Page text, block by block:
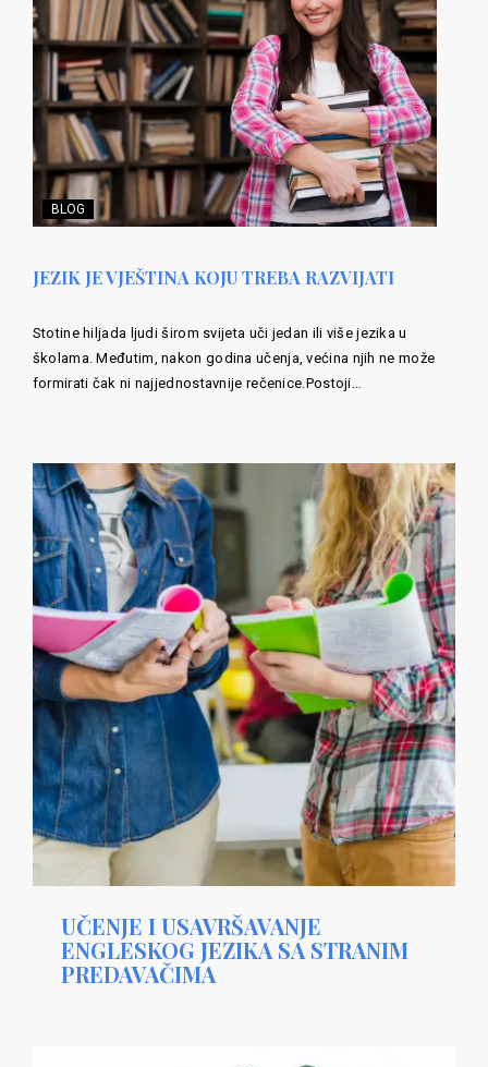
BLOG
JEZIK JE VJEŠTINA KOJU TREBA RAZVIJATI
Stotine hiljada ljudi širom svijeta uči jedan ili više jezika u
školama. Međutim, nakon godina učenja, većina njih ne može
formirati čak ni najjednostavnije rečenice.Postoji…
UČENJE I USAVRŠAVANJE
ENGLESKOG JEZIKA SA STRANIM
PREDAVAČIMA